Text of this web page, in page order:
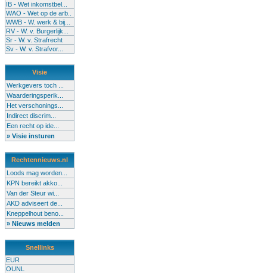
IB - Wet inkomstbel...
WAO - Wet op de arb..
WWB - W. werk & bij...
RV - W. v. Burgerlijk...
Sr - W. v. Strafrecht
Sv - W. v. Strafvor...
Visie
Werkgevers toch ...
Waarderingsperik...
Het verschonings...
Indirect discrim...
Een recht op ide...
» Visie insturen
Rechtennieuws.nl
Loods mag worden...
KPN bereikt akko...
Van der Steur wi...
AKD adviseert de...
Kneppelhout beno...
» Nieuws melden
Snellinks
EUR
OUNL